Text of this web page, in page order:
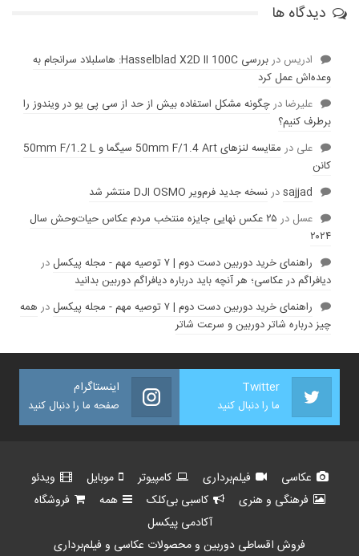
دیدگاه ها
ادریس در
بررسی Hasselblad X2D II 100C: هاسلبلاد سرانجام به
وعده‌‌اش عمل کرد
عليرضادرچگونه مشکل استفاده بیش از حد از سی پی یو در ویندوز را
برطرف کنیم؟
علی در
مقایسه لنز‌های 50mm F/1.4 Art سیگما و 50mm F/1.2 L
کانن
sajjadدرنسخه جدید فرم‌ویر DJI OSMO منتشر شد
عسل در
۲۵ عکس نهایی جایزه منتخب مردم عکاس حیات‌وحش سال
۲۰۲۴
راهنمای خرید دوربین دست دوم | ۷ توصیه مهم - مجله پیکسل
در
دیافراگم در عکاسی؛ هر آنچه باید درباره دیافراگم دوربین بدانید
راهنمای خرید دوربین دست دوم | ۷ توصیه مهم - مجله پیکسل
در همه
چیز درباره شاتر دوربین و سرعت شاتر
Twitter
ما را دنبال کنید
اینستاگرام
صفحه ما را دنبال کنید
عکاسی فیلم‌برداری کامپیوتر موبایل
ویدئو
فرهنگی و هنری
کاسبی بی‌کلک همه
فروشگاه
آکادمی پیکسل
فروش اقساطی دوربین و محصولات عکاسی و فیلم‌برداری